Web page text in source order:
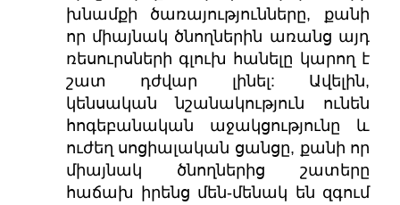
խնամքի ծառայությունները, քանի
որ միայնակ ծնողներին առանց այդ
ռեսուրսների գլուխ հանելը կարող է
շատ դժվար լինել: Ավելին,
կենսական նշանակություն ունեն
հոգեբանական աջակցությունը և
ուժեղ սոցիալական ցանցը, քանի որ
միայնակ ծնողներից շատերը
հաճախ իրենց մեն-մենակ են զգում